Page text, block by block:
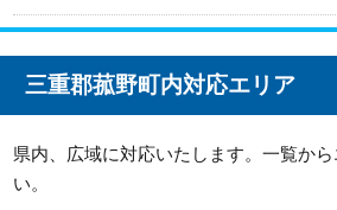
三重郡菰野町内対応エリア
県内、広域に対応いたします。一覧か
い。